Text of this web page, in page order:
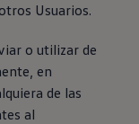
Usuarios.
o utilizar de
en
de las
al